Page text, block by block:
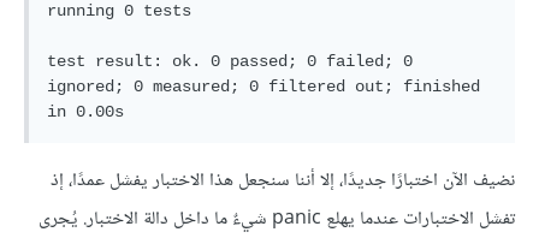
running 0 tests
test result: ok. 0 passed; 0 failed; 0
ignored; 0 measured; 0 filtered out; finished
نضيف الآن اختبارًا جديدًا، إلا أننا سنجعل هذا الاختبار يفشل عمدًا، إذ
تفشل الاختبارات عندما يهلع panic شيءٌ ما داخل دالة الاختبار. يُجرى